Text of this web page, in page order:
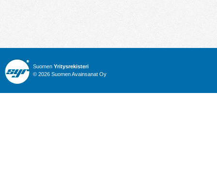
Suomen Yritysrekisteri
© 2026 Suomen Avainsanat Oy